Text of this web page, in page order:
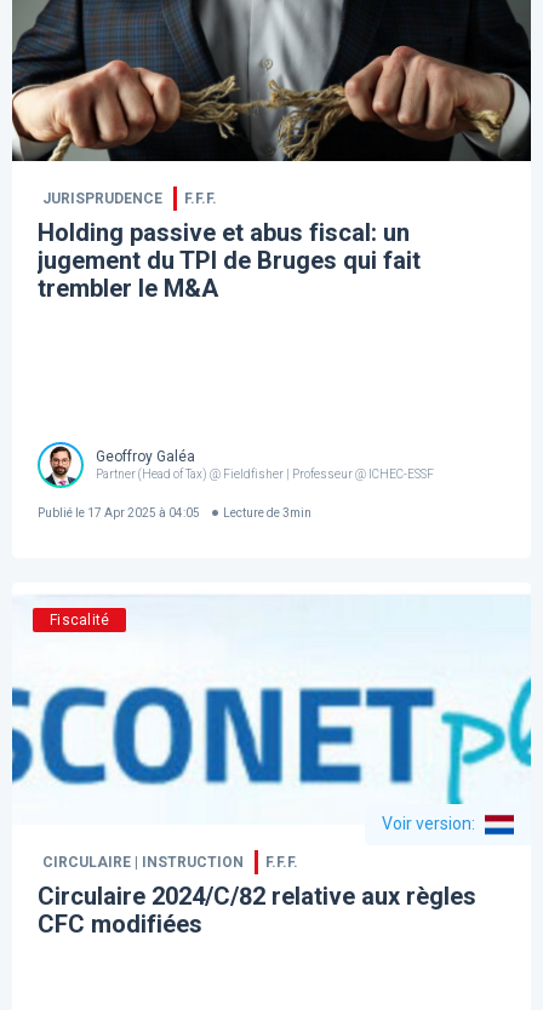
JURISPRUDENCE F.F.F.
Holding passive et abus fiscal: un
jugement du TPI de Bruges qui fait
trembler le M&A
Geoffroy Galéa
Partner (Head of Tax) @ Fieldfisher | Professeur @ ICHEC-ESSF
Publié le 17 Apr 2025 à 04:05 Lecture de 3min
Fiscalité
Voir version:
CIRCULAIRE | INSTRUCTION F.F.F.
Circulaire 2024/C/82 relative aux règles
CFC modifiées